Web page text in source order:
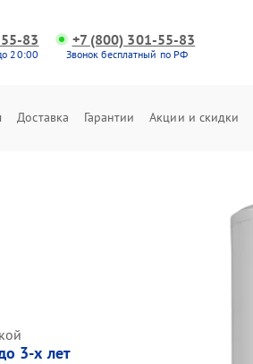
83
20:00
+7 (800) 301-55-83
Звонок бесплатный по РФ
Доставка Гарантии Акции и скидки
3-х лет